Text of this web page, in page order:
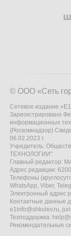
© ООО «Сеть
Сетевое издание
Зарегистрировано
информационных
(Роскомнадзор)
06.02.2023 г.
Учредитель:
ТЕХНОЛОГИИ"
Главный редактор:
Адрес редакции:
Телефоны
WhatsApp, Viber,
Электронный адрес
Контактные данные
e1info@shkulev.ru,
Техподдержка:
Рекомендательные